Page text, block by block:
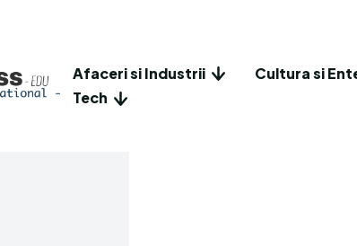
Afaceri si Industrii Cultura si
Tech